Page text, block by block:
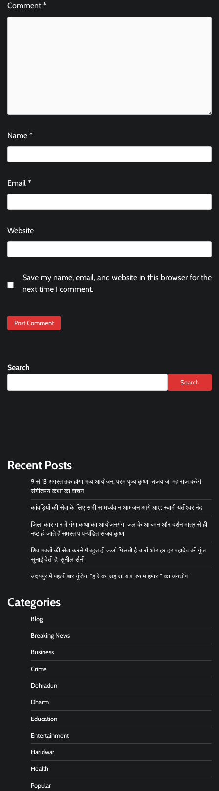
Comment*
Name *
Email *
Website
Save my name, email, and website in this browser for the
next time I comment.
Search
Search
Recent Posts
9 से 13 अगस्त तक होगा भव्य आयोजन, परम पूज्य कृष्णा संजय जी महाराज करेंगे
संगीतमय कथा का वाचन
कांवड़ियों की सेवा के लिए सभी सामर्थ्यवान आमजन आगे आए: स्वामी यतीश्वरानंद
जिला कारागार में गंगा कथा का आयोजनगंगा जल के आचमन और दर्शन मात्र से ही
नष्ट हो जाते हैं समस्त पाप-पंडित संजय कृष्ण
शिव भक्तों की सेवा करने मैं बहुत ही ऊर्जा मिलती है चारों ओर हर हर महादेव की गूंज
सुनाई देती है: सुनील सैनी
उदयपुर में पहली बार गूंजेगा “हारे का सहारा, बाबा श्याम हमारा” का जयघोष
Categories
Blog
Breaking News
Business
Crime
Dehradun
Dharm
Education
Entertainment
Haridwar
Health
Popular